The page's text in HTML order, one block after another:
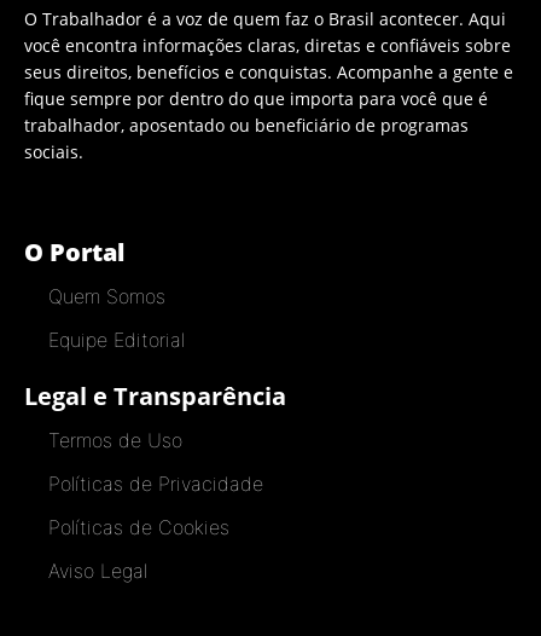
O Trabalhador é a voz de quem faz o Brasil acontecer. Aqui
você encontra informações claras, diretas e confiáveis sobre
seus direitos, benefícios e conquistas. Acompanhe a gente e
fique sempre por dentro do que importa para você que é
trabalhador, aposentado ou beneficiário de programas
sociais.
O Portal
Quem Somos
Equipe Editorial
Legal e Transparência
Termos de Uso
Políticas de Privacidade
Políticas de Cookies
Aviso Legal